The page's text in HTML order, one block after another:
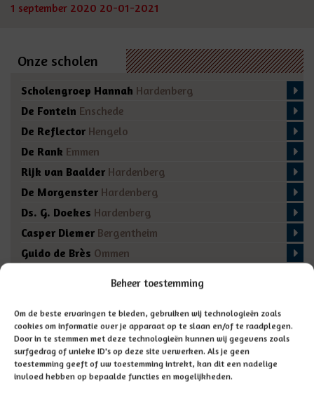
Beheer toestemming
Om de beste ervaringen te bieden, gebruiken wij technologieën zoals
cookies om informatie over je apparaat op te slaan en/of te raadplegen.
Door in te stemmen met deze technologieën kunnen wij gegevens zoals
surfgedrag of unieke ID's op deze site verwerken. Als je geen
toestemming geeft of uw toestemming intrekt, kan dit een nadelige
invloed hebben op bepaalde functies en mogelijkheden.
1 september 2020 20-01-2021
Onze scholen
Scholengroep Hannah Hardenberg
De Fontein Enschede
De Reflector Hengelo
De Rank Emmen
Rijk van Baalder Hardenberg
De Morgenster Hardenberg
Ds. G. Doekes Hardenberg
Casper Diemer Bergentheim
Guido de Brès Ommen
Domino Den Ham
De BronEnschede